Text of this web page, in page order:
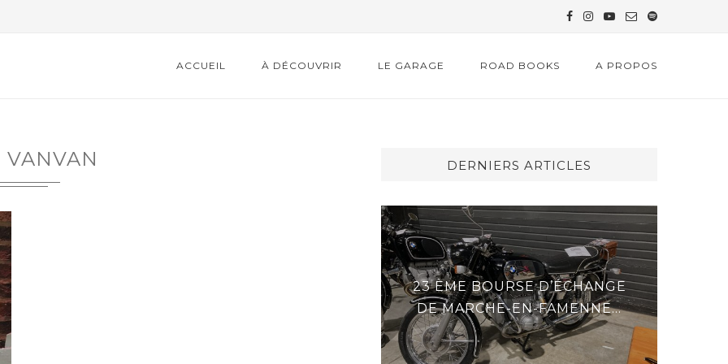
ACCUEIL À DÉCOUVRIR LE GARAGE ROAD BOOKS A PROPOS
VANVAN DERNIERS ARTICLES
23 ÈME BOURSE D’ÉCHANGE
DE MARCHE-EN-FAMENNE...